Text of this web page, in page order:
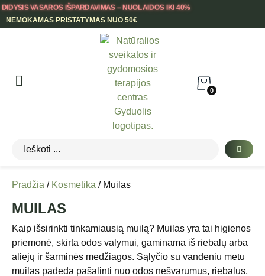
DIDYSIS VASAROS IŠPARDAVIMAS – NUOLAIDOS IKI 40%
NEMOKAMAS PRISTATYMAS NUO 50€
0
Pradžia / Kosmetika / Muilas
MUILAS
Kaip išsirinkti tinkamiausią muilą? Muilas yra tai higienos
priemonė, skirta odos valymui, gaminama iš riebalų arba
aliejų ir šarminės medžiagos. Sąlyčio su vandeniu metu
muilas padeda pašalinti nuo odos nešvarumus, riebalus,